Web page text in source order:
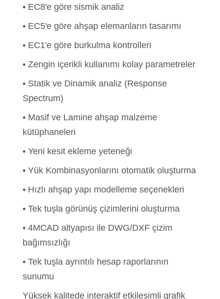
• EC8'e göre sismik analiz
• EC5'e göre ahşap elemanların tasarımı
• EC1'e göre burkulma kontrolleri
• Zengin içerikli kullanımı kolay parametreler
• Statik ve Dinamik analiz (Response
Spectrum)
• Masif ve Lamine ahşap malzeme
kütüphaneleri
• Yeni kesit ekleme yeteneği
• Yük Kombinasyonlarını otomatik oluşturma
• Hızlı ahşap yapı modelleme seçenekleri
• Tek tuşla görünüş çizimlerini oluşturma
• 4MCAD altyapısı ile DWG/DXF çizim
bağımsızlığı
• Tek tuşla ayrıntılı hesap raporlarının
sunumu
Yüksek kalitede interaktif etkileşimli grafik